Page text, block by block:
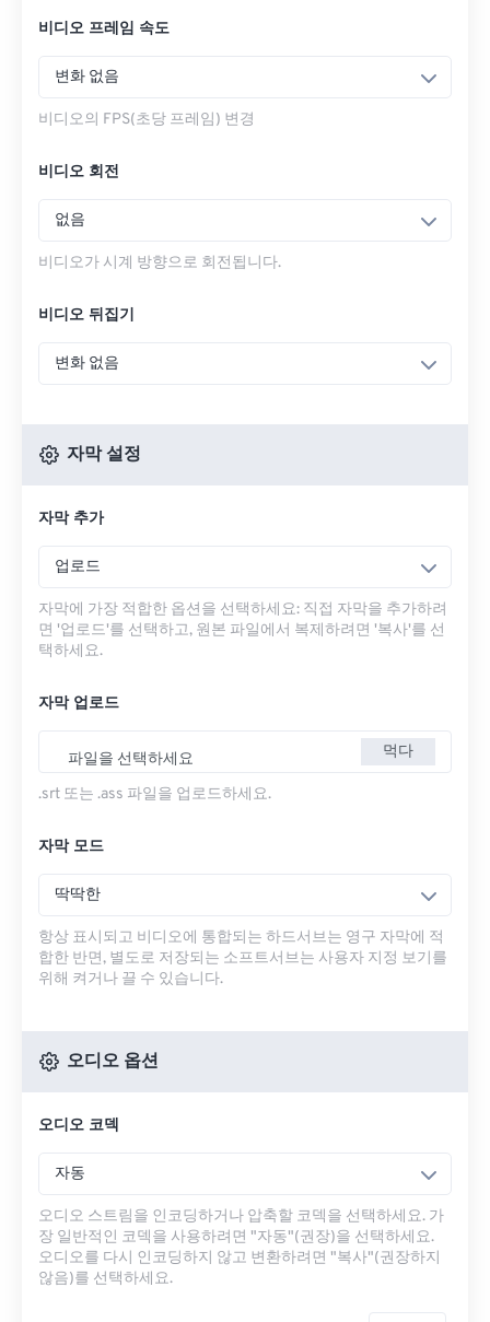
비디오 프레임 속도
변화 없음
비디오의 FPS(초당 프레임) 변경
비디오 회전
없음
비디오가 시계 방향으로 회전됩니다.
비디오 뒤집기
변화 없음
자막 설정
자막 추가
업로드
자막에 가장 적합한 옵션을 선택하세요: 직접 자막을 추가하려
면 '업로드'를 선택하고, 원본 파일에서 복제하려면 '복사'를 선
택하세요.
자막 업로드
파일을 선택하세요 먹다
.srt 또는 .ass 파일을 업로드하세요.
자막 모드
딱딱한
항상 표시되고 비디오에 통합되는 하드서브는 영구 자막에 적
합한 반면, 별도로 저장되는 소프트서브는 사용자 지정 보기를
위해 켜거나 끌 수 있습니다.
오디오 옵션
오디오 코덱
자동
오디오 스트림을 인코딩하거나 압축할 코덱을 선택하세요. 가
장 일반적인 코덱을 사용하려면 "자동"(권장)을 선택하세요.
오디오를 다시 인코딩하지 않고 변환하려면 "복사"(권장하지
않음)를 선택하세요.